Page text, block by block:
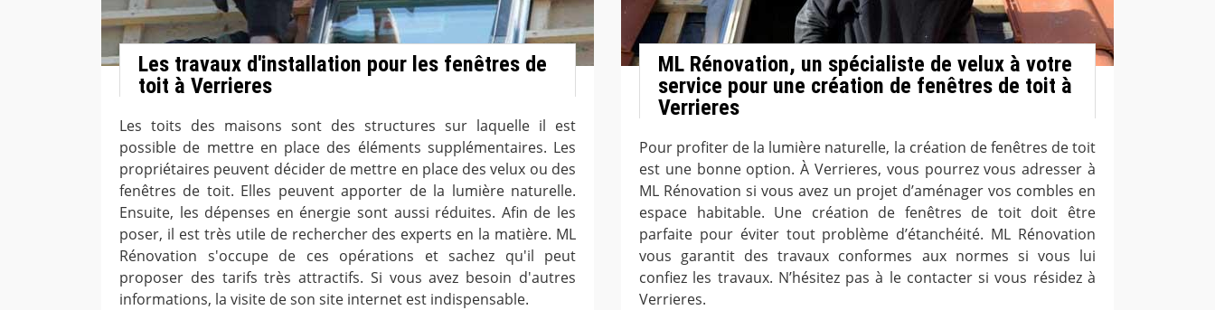
Les travaux d'installation pour les fenêtres de
toit à Verrieres
Les toits des maisons sont des structures sur laquelle il est
possible de mettre en place des éléments supplémentaires. Les
propriétaires peuvent décider de mettre en place des velux ou des
fenêtres de toit. Elles peuvent apporter de la lumière naturelle.
Ensuite, les dépenses en énergie sont aussi réduites. Afin de les
poser, il est très utile de rechercher des experts en la matière. ML
Rénovation s'occupe de ces opérations et sachez qu'il peut
proposer des tarifs très attractifs. Si vous avez besoin d'autres
informations, la visite de son site internet est indispensable.
ML Rénovation, un spécialiste de velux à votre
service pour une création de fenêtres de toit à
Verrieres
Pour profiter de la lumière naturelle, la création de fenêtres de toit
est une bonne option. À Verrieres, vous pourrez vous adresser à
ML Rénovation si vous avez un projet d’aménager vos combles en
espace habitable. Une création de fenêtres de toit doit être
parfaite pour éviter tout problème d’étanchéité. ML Rénovation
vous garantit des travaux conformes aux normes si vous lui
confiez les travaux. N’hésitez pas à le contacter si vous résidez à
Verrieres.